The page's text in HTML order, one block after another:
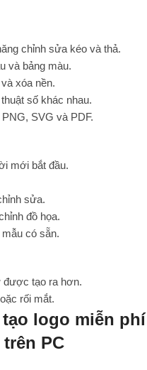
chỉnh sửa kéo và thả.
và bảng màu.
xóa nền.
số khác nhau.
SVG và PDF.
mới bắt đầu.
sửa.
đồ họa.
có sẵn.
được tạo ra hơn.
rối mắt.
logo miễn phí
PC